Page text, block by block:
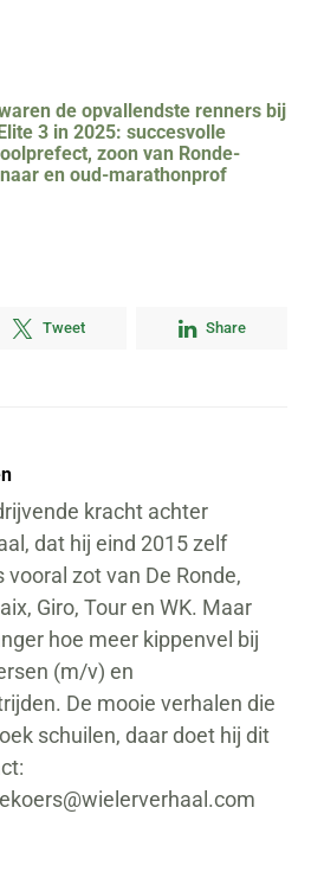
de opvallendste renners bij
3 in 2025: succesvolle
zoon van Ronde-
en oud-marathonprof
Tweet Share
kracht achter
dat hij eind 2015 zelf
zot van De Ronde,
Giro, Tour en WK. Maar
hoe meer kippenvel bij
(m/v) en
De mooie verhalen die
schuilen, daar doet hij dit